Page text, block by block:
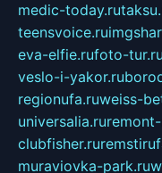
medic-today.ru
teensvoice.ru
eva-elfie.rufoto-tur.ru
veslo-i-yakor.ru
regionufa.ruweiss-
universalia.ru
clubfisher.ru
muraviovka-park.ru